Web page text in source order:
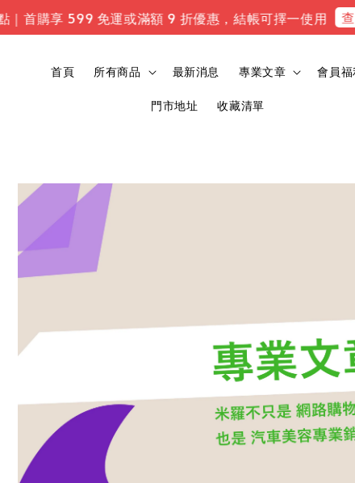
購享 599 免運或滿額 9 折優惠，結帳可擇一使用 查看
首頁 所有商品 最新消息 專業文章 會員福
門市地址 收藏清單